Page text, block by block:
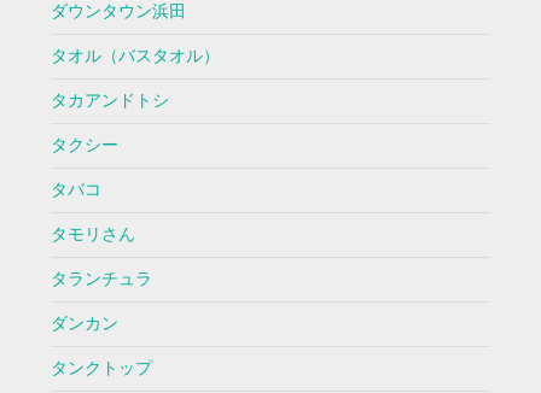
ダウンタウン浜田
タオル（バスタオル）
タカアンドトシ
タクシー
タバコ
タモリさん
タランチュラ
ダンカン
タンクトップ